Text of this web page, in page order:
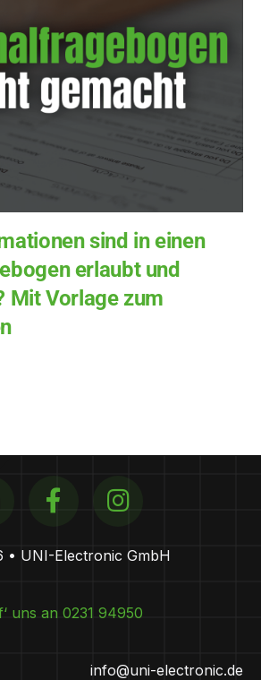
sind in einen
erlaubt und
Mit Vorlage zum
• UNI-Electronic GmbH
uns an 0231 94950
info@uni-electronic.de